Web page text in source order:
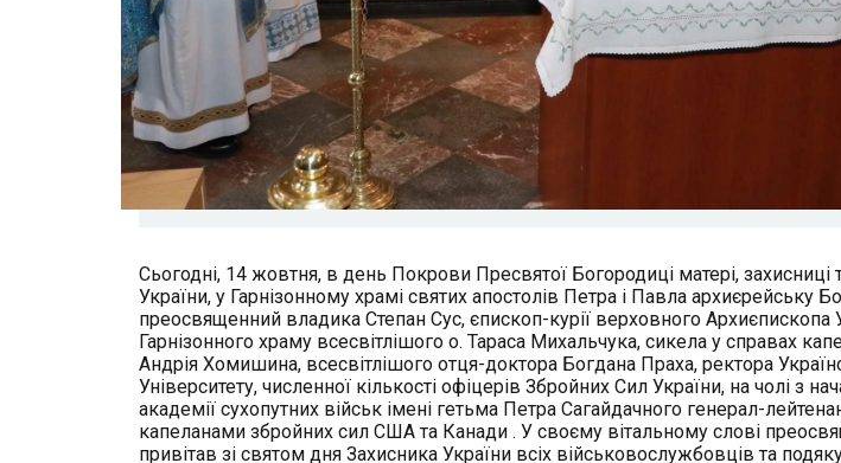
Сьогодні, 14 жовтня, в день Покрови Пресвятої Богородиці матері, захисниці
України, у Гарнізонному храмі святих апостолів Петра і Павла архиєрейську
преосвященний владика Степан Сус, єпископ-курії верховного Архиєпископа
Гарнізонного храму всесвітлішого о. Тараса Михальчука, сикела у справах
Андрія Хомишина, всесвітлішого отця-доктора Богдана Праха, ректора
Університету, численної кількості офіцерів Збройних Сил України, на чолі з
академії сухопутних військ імені гетьма Петра Сагайдачного генерал-
капеланами збройних сил США та Канади . У своєму вітальному слові
привітав зі святом дня Захисника України всіх військовослужбовців та